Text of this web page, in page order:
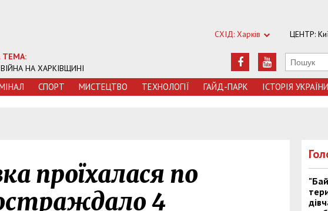
ТЕМА:
ВІЙНА НА ХАРКІВЩИНІ
СХІД: Харків ЦЕНТР:
СПОРТ МИСТЕЦТВО ТЕХНОЛОГIЇ ГАЙД-ПАРК ІСТОРІЯ УКРАЇНИ
проїхалася по
4